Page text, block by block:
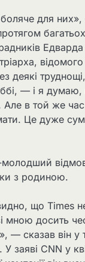
для
деякі
— і я думаю,
Але в той же
Це дуже
молодший
з родиною.
що Times
мною досить
— сказав він у
У заяві CNN у